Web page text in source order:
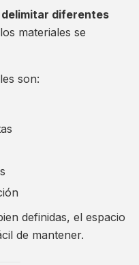
delimitar diferentes
materiales se
son:
definidas, el espacio
de mantener.